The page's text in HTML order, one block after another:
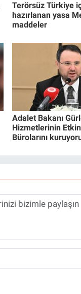
Terörsüz Türkiye
hazırlanan yasa
maddeler
Adalet Bakanı
Hizmetlerinin
Bürolarını